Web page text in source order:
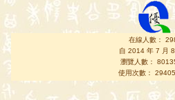
在線人數：
自 2014 年 7 月
瀏覽人數：
使用次數：